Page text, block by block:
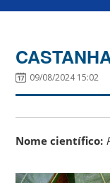
09/08/2024 15:02
Nome científico: